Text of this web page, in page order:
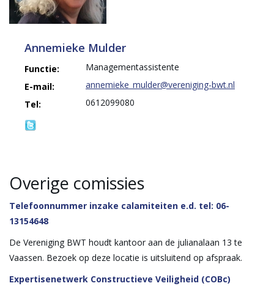
Annemieke Mulder
Functie:
Managementassistente
E-mail:
annemieke_mulder@vereniging-bwt.nl
Tel:
0612099080
Overige comissies
Telefoonnummer inzake calamiteiten e.d. tel: 06-
13154648
De Vereniging BWT houdt kantoor aan de julianalaan 13 te
Vaassen. Bezoek op deze locatie is uitsluitend op afspraak.
Expertisenetwerk Constructieve Veiligheid (COBc)